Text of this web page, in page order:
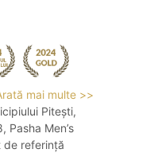
mai multe >>
Pitești,
Pasha Men’s
de referință